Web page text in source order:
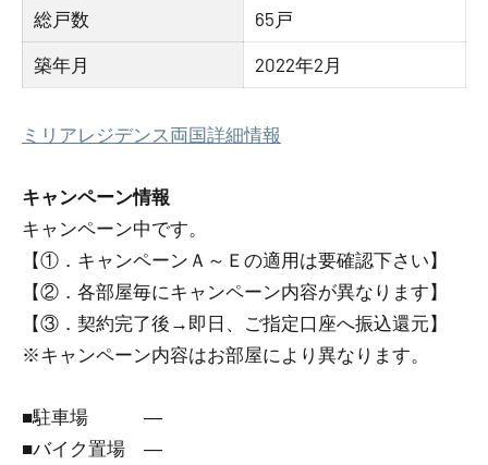
総戸数 65戸
築年月 2022年2月
ミリアレジデンス両国詳細情報
キャンペーン情報
キャンペーン中です。
【①．キャンペーンＡ～Ｅの適用は要確認下さい】
【②．各部屋毎にキャンペーン内容が異なります】
【③．契約完了後→即日、ご指定口座へ振込還元】
※キャンペーン内容はお部屋により異なります。
■駐車場 ―
■バイク置場 ―